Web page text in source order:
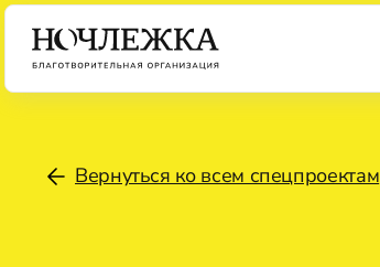
Вернуться ко всем спецпроектам